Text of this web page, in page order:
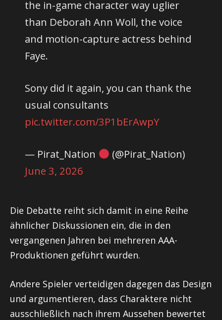
the in-game character way uglier
than Deborah Ann Woll, the voice
and motion-capture actress behind
Faye.
Sony did it again, you can thank the
usual consultants
pic.twitter.com/3P1bErAwpY
— Pirat_Nation
(@Pirat_Nation)
June 3, 2026
Die Debatte reiht sich damit in eine Reihe
ähnlicher Diskussionen ein, die in den
vergangenen Jahren bei mehreren AAA-
Produktionen geführt wurden.
Andere Spieler verteidigen dagegen das Design
und argumentieren, dass Charaktere nicht
ausschließlich nach ihrem Aussehen bewertet